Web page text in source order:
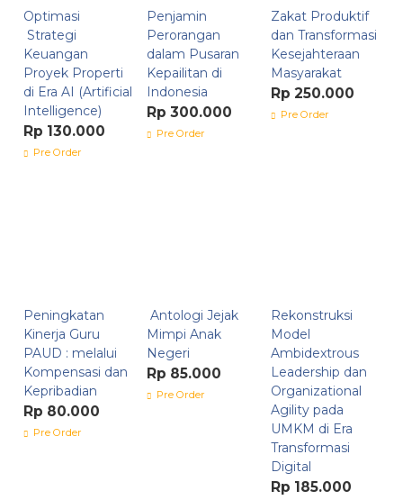
Optimasi
Strategi
Keuangan
Proyek Properti
di Era AI (Artificial
Intelligence)
Rp 130.000
Pre Order
Penjamin
Perorangan
dalam Pusaran
Kepailitan di
Indonesia
Rp 300.000
Pre Order
Zakat Produktif
dan Transformasi
Kesejahteraan
Masyarakat
Rp 250.000
Pre Order
Peningkatan
Kinerja Guru
PAUD : melalui
Kompensasi dan
Kepribadian
Rp 80.000
Pre Order
Antologi Jejak
Mimpi Anak
Negeri
Rp 85.000
Pre Order
Rekonstruksi
Model
Ambidextrous
Leadership dan
Organizational
Agility pada
UMKM di Era
Transformasi
Digital
Rp 185.000